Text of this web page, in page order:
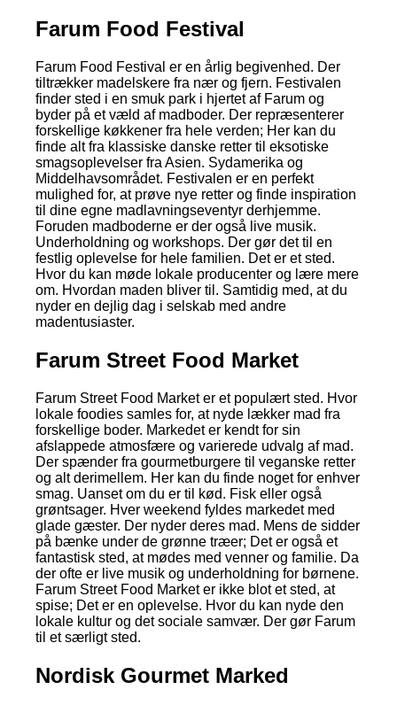
Farum Food Festival
Farum Food Festival er en årlig begivenhed. Der
tiltrækker madelskere fra nær og fjern. Festivalen
finder sted i en smuk park i hjertet af Farum og
byder på et væld af madboder. Der repræsenterer
forskellige køkkener fra hele verden; Her kan du
finde alt fra klassiske danske retter til eksotiske
smagsoplevelser fra Asien. Sydamerika og
Middelhavsområdet. Festivalen er en perfekt
mulighed for, at prøve nye retter og finde inspiration
til dine egne madlavningseventyr derhjemme.
Foruden madboderne er der også live musik.
Underholdning og workshops. Der gør det til en
festlig oplevelse for hele familien. Det er et sted.
Hvor du kan møde lokale producenter og lære mere
om. Hvordan maden bliver til. Samtidig med, at du
nyder en dejlig dag i selskab med andre
madentusiaster.
Farum Street Food Market
Farum Street Food Market er et populært sted. Hvor
lokale foodies samles for, at nyde lækker mad fra
forskellige boder. Markedet er kendt for sin
afslappede atmosfære og varierede udvalg af mad.
Der spænder fra gourmetburgere til veganske retter
og alt derimellem. Her kan du finde noget for enhver
smag. Uanset om du er til kød. Fisk eller også
grøntsager. Hver weekend fyldes markedet med
glade gæster. Der nyder deres mad. Mens de sidder
på bænke under de grønne træer; Det er også et
fantastisk sted, at mødes med venner og familie. Da
der ofte er live musik og underholdning for børnene.
Farum Street Food Market er ikke blot et sted, at
spise; Det er en oplevelse. Hvor du kan nyde den
lokale kultur og det sociale samvær. Der gør Farum
til et særligt sted.
Nordisk Gourmet Marked